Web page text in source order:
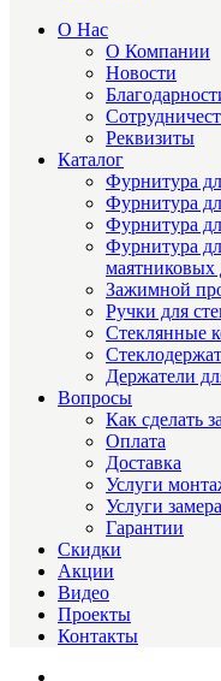
О Нас
О Компании
Новости
Реквизиты
Каталог
Фурнитура
Фурнитура
Фурнитура
Фурнитура
маятниковых
Зажимной
Ручки для
Стеклянные
Держатели
Вопросы
Как сделать
Оплата
Доставка
Услуги
Услуги
Гарантии
Скидки
Акции
Видео
Проекты
Контакты